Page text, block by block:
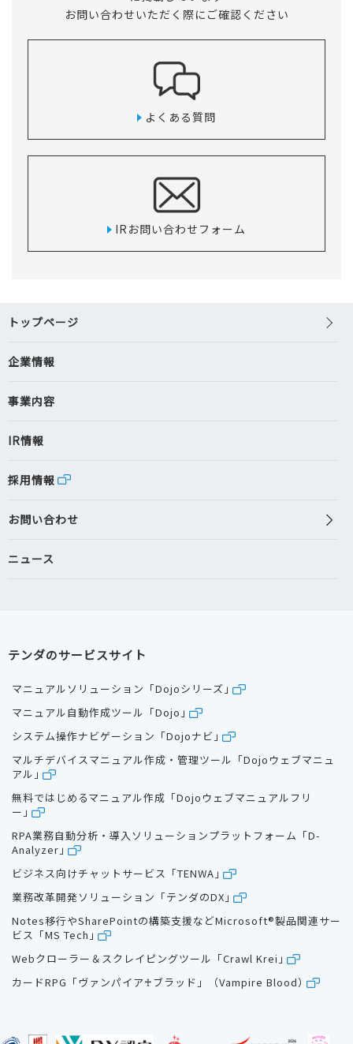
お問い合わせいただく際にご確認ください
よくある質問
IRお問い合わせフォーム
トップページ
企業情報
事業内容
IR情報
採用情報
お問い合わせ
ニュース
テンダのサービスサイト
マニュアルソリューション「Dojoシリーズ」
マニュアル自動作成ツール「Dojo」
システム操作ナビゲーション「Dojoナビ」
マルチデバイスマニュアル作成・管理ツール「Dojoウェブマニュ
アル」
無料ではじめるマニュアル作成「Dojoウェブマニュアルフリ
ー」
RPA業務自動分析・導入ソリューションプラットフォーム「D-
Analyzer」
ビジネス向けチャットサービス「TENWA」
業務改革開発ソリューション「テンダのDX」
Notes移行やSharePointの構築支援などMicrosoft®製品関連サー
ビス「MS Tech」
Webクローラー＆スクレイピングツール「Crawl Krei」
カードRPG「ヴァンパイア♰ブラッド」（Vampire Blood）